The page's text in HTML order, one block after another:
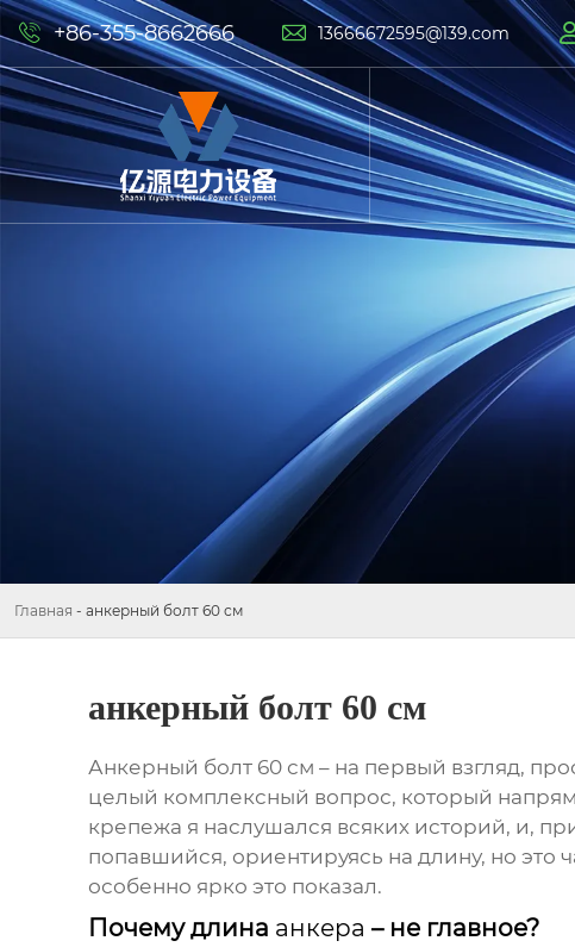
 +86-355-8662666  13666672595@139.com
Главная - анкерный болт 60 см
анкерный болт 60 см
Анкерный болт 60 см – на первый взгляд,
целый комплексный вопрос, который
крепежа я наслушался всяких историй, и,
попавшийся, ориентируясь на длину, но
особенно ярко это показал.
Почему длина анкера – не главное?